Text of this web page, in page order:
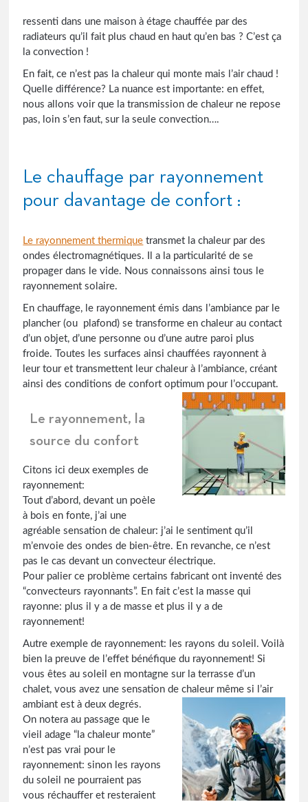
ressenti dans une maison à étage chauffée par des
radiateurs qu’il fait plus chaud en haut qu’en bas ? C’est ça
la convection !
En fait, ce n’est pas la chaleur qui monte mais l’air chaud !
Quelle différence? La nuance est importante: en effet,
nous allons voir que la transmission de chaleur ne repose
pas, loin s’en faut, sur la seule convection….
Le chauffage par rayonnement
pour davantage de confort :
Le rayonnement thermique transmet la chaleur par des
ondes électromagnétiques. Il a la particularité de se
propager dans le vide. Nous connaissons ainsi tous le
rayonnement solaire.
En chauffage, le rayonnement émis dans l’ambiance par le
plancher (ou plafond) se transforme en chaleur au contact
d’un objet, d’une personne ou d’une autre paroi plus
froide. Toutes les surfaces ainsi chauffées rayonnent à
leur tour et transmettent leur chaleur à l’ambiance, créant
ainsi des conditions de confort optimum pour l’occupant.
Le rayonnement, la
source du confort
Citons ici deux exemples de
rayonnement:
Tout d’abord, devant un poèle
à bois en fonte, j’ai une
agréable sensation de chaleur: j’ai le sentiment qu’il
m’envoie des ondes de bien-être. En revanche, ce n’est
pas le cas devant un convecteur électrique.
Pour palier ce problème certains fabricant ont inventé des
“convecteurs rayonnants”. En fait c’est la masse qui
rayonne: plus il y a de masse et plus il y a de
rayonnement!
Autre exemple de rayonnement: les rayons du soleil. Voilà
bien la preuve de l’effet bénéfique du rayonnement! Si
vous êtes au soleil en montagne sur la terrasse d’un
chalet, vous avez une sensation de chaleur même si l’air
ambiant est à deux degrés.
On notera au passage que le
vieil adage “la chaleur monte”
n’est pas vrai pour le
rayonnement: sinon les rayons
du soleil ne pourraient pas
vous réchauffer et resteraient